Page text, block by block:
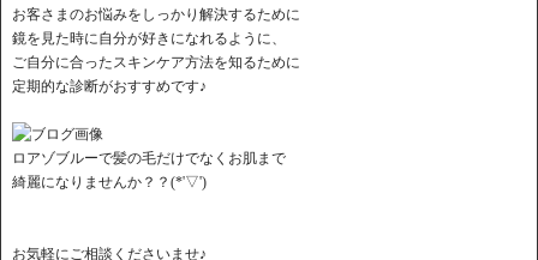
お客さまのお悩みをしっかり解決するために
鏡を見た時に自分が好きになれるように、
ご自分に合ったスキンケア方法を知るために
定期的な診断がおすすめです♪
ロアゾブルーで髪の毛だけでなくお肌まで
綺麗になりませんか？？(*'▽')
お気軽にご相談くださいませ♪